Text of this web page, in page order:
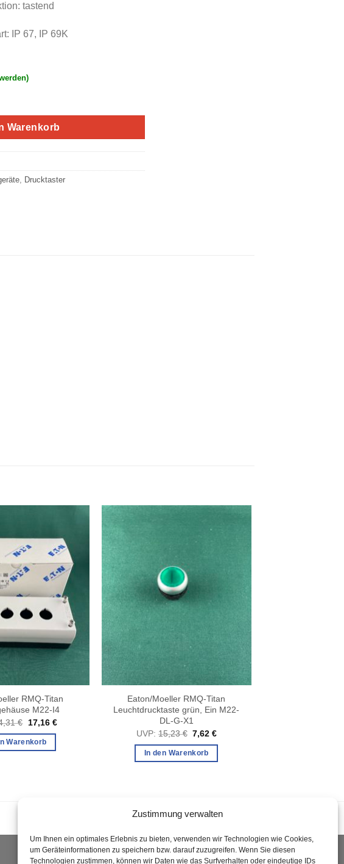
Zustimmung verwalten
Um Ihnen ein optimales Erlebnis zu bieten, verwenden wir Technologien wie Cookies,
um Geräteinformationen zu speichern bzw. darauf zuzugreifen. Wenn Sie diesen
Technologien zustimmen, können wir Daten wie das Surfverhalten oder eindeutige IDs
tastend
IP 67, IP 69K
hoch, weiß M22-DLH-W Menge
Warenkorb
, Drucktaster
RMQ-Titan
M22-I4
€ Ursprünglicher
war:
34,31 €
17,16 €Aktueller
Warenkorb
Eaton/Moeller RMQ-Titan
Leuchtdrucktaste grün, Ein M22-
DL-G-X1
UVP: 15,23€ Ursprünglicher
war:
15,23 €
7,62€Aktueller
In den Warenkorb